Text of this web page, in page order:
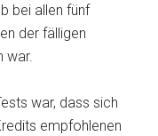
bei allen fünf
der fälligen
war.
war, dass sich
empfohlenen